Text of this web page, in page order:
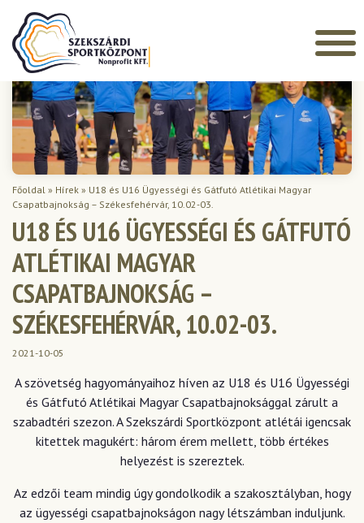
Főoldal » Hírek » U18 és U16 Ügyességi és Gátfutó Atlétikai Magyar
Csapatbajnokság – Székesfehérvár, 10.02-03.
U18 ÉS U16 ÜGYESSÉGI ÉS GÁTFUTÓ
ATLÉTIKAI MAGYAR
CSAPATBAJNOKSÁG –
SZÉKESFEHÉRVÁR, 10.02-03.
2021-10-05
A szövetség hagyományaihoz híven az U18 és U16 Ügyességi
és Gátfutó Atlétikai Magyar Csapatbajnoksággal zárult a
szabadtéri szezon. A Szekszárdi Sportközpont atlétái igencsak
kitettek magukért: három érem mellett, több értékes
helyezést is szereztek.
Az edzői team mindig úgy gondolkodik a szakosztályban, hogy
az ügyességi csapatbajnokságon nagy létszámban induljunk.